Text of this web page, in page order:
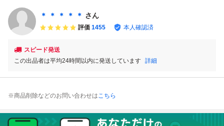
＊ ＊ ＊ ＊ ＊ さん
評価 1455 本人確認済
スピード発送
この出品者は平均24時間以内に発送しています 詳細
※商品削除などのお問い合わせはこちら